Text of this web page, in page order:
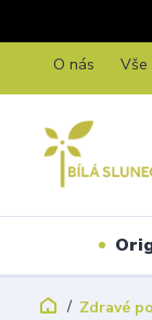
O nás Vše
Zdravé